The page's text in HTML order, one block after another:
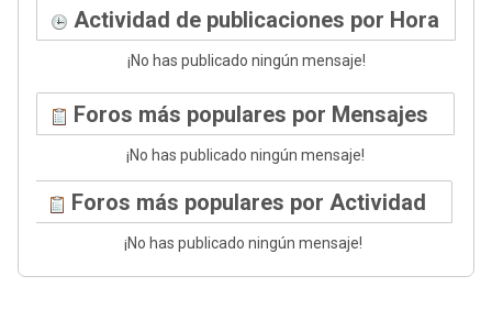
Actividad de publicaciones por Hora
¡No has publicado ningún mensaje!
Foros más populares por Mensajes
¡No has publicado ningún mensaje!
Foros más populares por Actividad
¡No has publicado ningún mensaje!